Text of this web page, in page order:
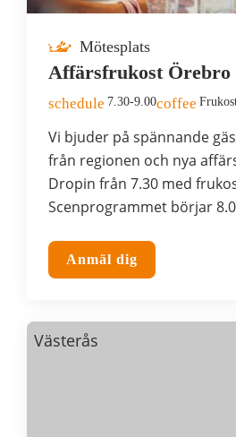
Mötesplats
Affärsfrukost Örebro
schedule 7.30-9.00coffee
Vi bjuder på spännande
från regionen och nya
Dropin från 7.30 med
Scenprogrammet börjar
Anmäl dig
Västerås